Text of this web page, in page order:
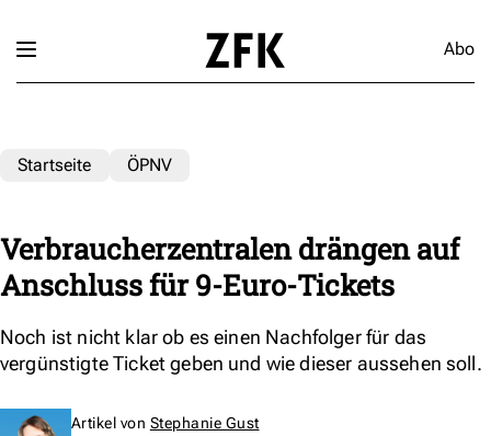
Abo
Startseite ÖPNV
Verbraucherzentralen drängen auf
Anschluss für 9-Euro-Tickets
Noch ist nicht klar ob es einen Nachfolger für das
vergünstigte Ticket geben und wie dieser aussehen soll.
Artikel von Stephanie Gust